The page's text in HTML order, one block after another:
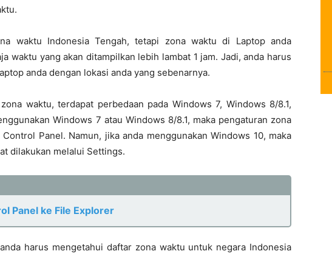
waktu Indonesia Tengah, tetapi zona waktu di Laptop anda
waktu yang akan ditampilkan lebih lambat 1 jam. Jadi, anda harus
anda dengan lokasi anda yang sebenarnya.
waktu, terdapat perbedaan pada Windows 7, Windows 8/8.1,
Windows 7 atau Windows 8/8.1, maka pengaturan zona
Panel. Namun, jika anda menggunakan Windows 10, maka
dilakukan melalui Settings.
Panel ke File Explorer
harus mengetahui daftar zona waktu untuk negara Indonesia